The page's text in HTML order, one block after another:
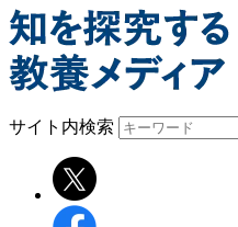
サイト内検索